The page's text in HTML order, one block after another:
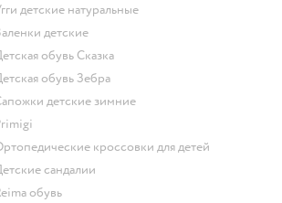
Угги детские натуральные
Валенки детские
Детская обувь Сказка
Детская обувь Зебра
Сапожки детские зимние
Primigi
Ортопедические кроссовки для детей
Детские сандалии
Reima обувь